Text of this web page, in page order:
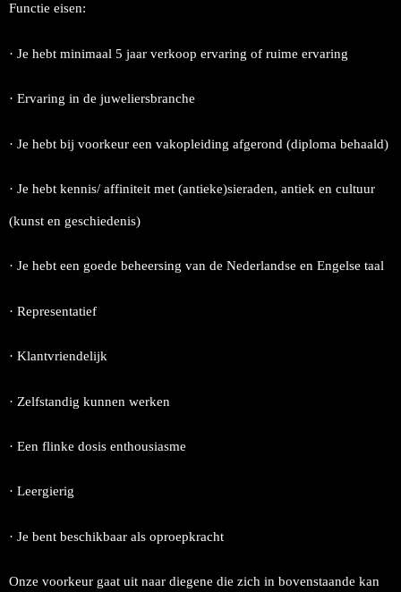
Functie eisen:
· Je hebt minimaal 5 jaar verkoop ervaring of ruime ervaring
· Ervaring in de juweliersbranche
· Je hebt bij voorkeur een vakopleiding afgerond (diploma behaald)
· Je hebt kennis/ affiniteit met (antieke)sieraden, antiek en cultuur
(kunst en geschiedenis)
· Je hebt een goede beheersing van de Nederlandse en Engelse taal
· Representatief
· Klantvriendelijk
· Zelfstandig kunnen werken
· Een flinke dosis enthousiasme
· Leergierig
· Je bent beschikbaar als oproepkracht
Onze voorkeur gaat uit naar diegene die zich in bovenstaande kan